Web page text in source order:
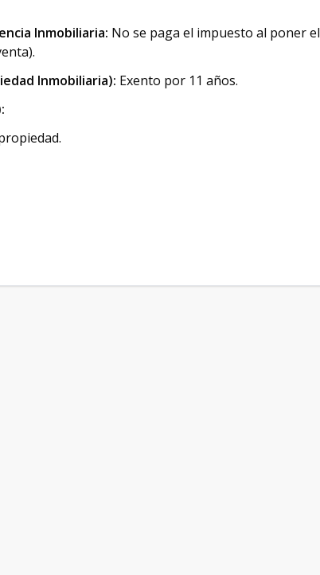
Inmobiliaria: No se paga el impuesto al poner el
Inmobiliaria): Exento por 11 años.